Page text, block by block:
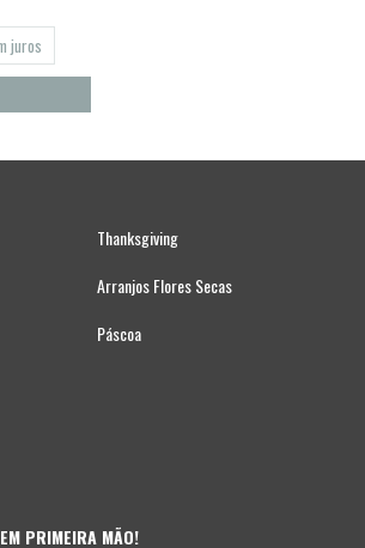
juros
Thanksgiving
Arranjos Flores Secas
Páscoa
PRIMEIRA MÃO!